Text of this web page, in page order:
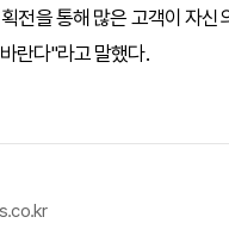
전을 통해 많은 고객이 자
란다"라고 말했다.